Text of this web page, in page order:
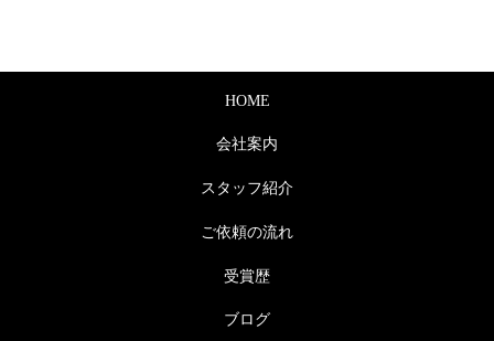
HOME
会社案内
スタッフ紹介
ご依頼の流れ
受賞歴
ブログ